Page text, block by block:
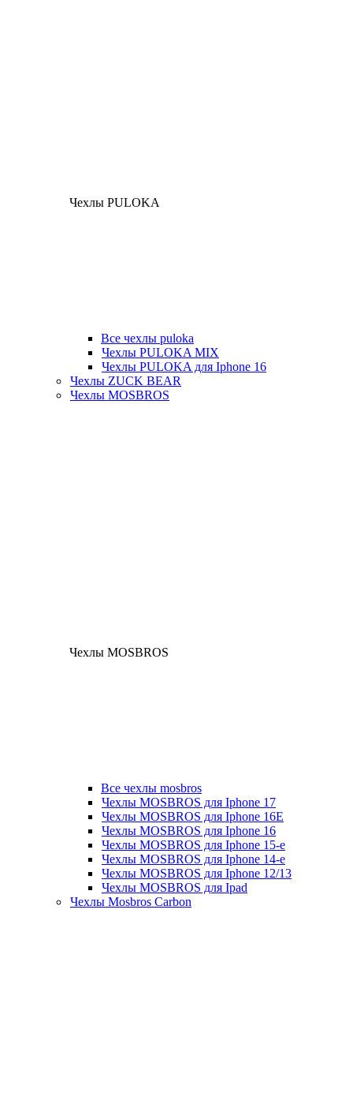
Чехлы PULOKA
Все чехлы puloka
Чехлы PULOKA MIX
Чехлы PULOKA для Iphone 16
Чехлы ZUCK BEAR
Чехлы MOSBROS
Чехлы MOSBROS
Все чехлы mosbros
Чехлы MOSBROS для Iphone 17
Чехлы MOSBROS для Iphone 16E
Чехлы MOSBROS для Iphone 16
Чехлы MOSBROS для Iphone 15-е
Чехлы MOSBROS для Iphone 14-е
Чехлы MOSBROS для Iphone 12/13
Чехлы MOSBROS для Ipad
Чехлы Mosbros Carbon